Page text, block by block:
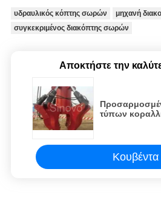
υδραυλικός κόπτης σωρών
μηχανή
συγκεκριμένος διακόπτης σωρών
Αποκτήστε την
τύπων
Κουβέντα